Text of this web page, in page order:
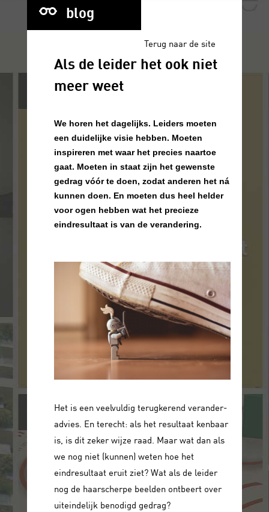
Terug naar de site
blog
Als de leider het ook niet
meer weet
We horen het dagelijks. Leiders moeten
een duidelijke visie hebben. Moeten
inspireren met waar het precies naartoe
gaat. Moeten in staat zijn het gewenste
gedrag vóór te doen, zodat anderen het ná
kunnen doen. En moeten dus heel helder
voor ogen hebben wat het precieze
eindresultaat is van de verandering.
Het is een veelvuldig terugkerend verander-
advies. En terecht: als het resultaat kenbaar
is, is dit zeker wijze raad. Maar wat dan als
we nog niet (kunnen) weten hoe het
eindresultaat eruit ziet? Wat als de leider
nog de haarscherpe beelden ontbeert over
uiteindelijk benodigd gedrag?